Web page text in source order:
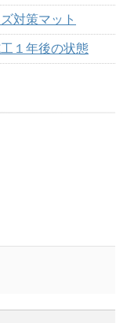
対策マット
１年後の状態